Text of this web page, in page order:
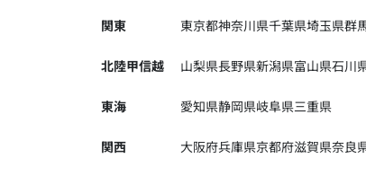
関東 東京都神奈川県千葉県埼玉県群
北陸甲信越 山梨県長野県新潟県富山県石川
東海 愛知県静岡県岐阜県三重県
関西 大阪府兵庫県京都府滋賀県奈良